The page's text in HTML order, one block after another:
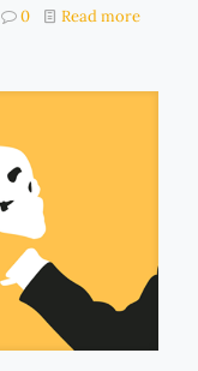
0 Read more